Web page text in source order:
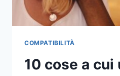
COMPATIBILITÀ
10 cose a cui